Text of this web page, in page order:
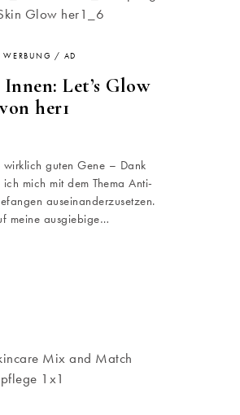
WERBUNG / AD
Let’s Glow
her1
guten Gene – Dank
mich mit dem Thema Anti-
auseinanderzusetzen.
meine ausgiebige…